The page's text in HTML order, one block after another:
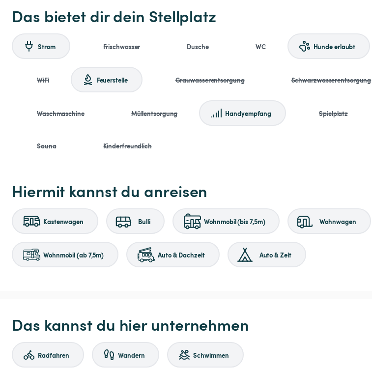
Das bietet dir dein Stellplatz
Strom Frischwasser Dusche WC Hunde erlaubt
WiFi Feuerstelle Grauwasserentsorgung Schwarzwasserentsorgung
Waschmaschine Müllentsorgung Handyempfang Spielplatz
Sauna Kinderfreundlich
Hiermit kannst du anreisen
Kastenwagen Bulli Wohnmobil (bis 7,5m) Wohnwagen
Wohnmobil (ab 7,5m) Auto & Dachzelt Auto & Zelt
Das kannst du hier unternehmen
Radfahren Wandern Schwimmen